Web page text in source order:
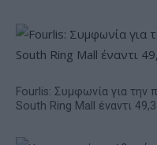
Fourlis: Συμφωνία για
South Ring Mall έναντι